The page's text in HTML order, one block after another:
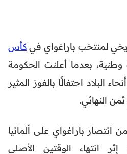
لمنتخب باراغواي في كأس
وطنية، بعدما أعلنت الحكومة
احتفالًا بالفوز المثير
النهائي.
انتصار باراغواي على ألمانيا
الترجيح (4-3)، إثر انتهاء الوقتين الأصلي